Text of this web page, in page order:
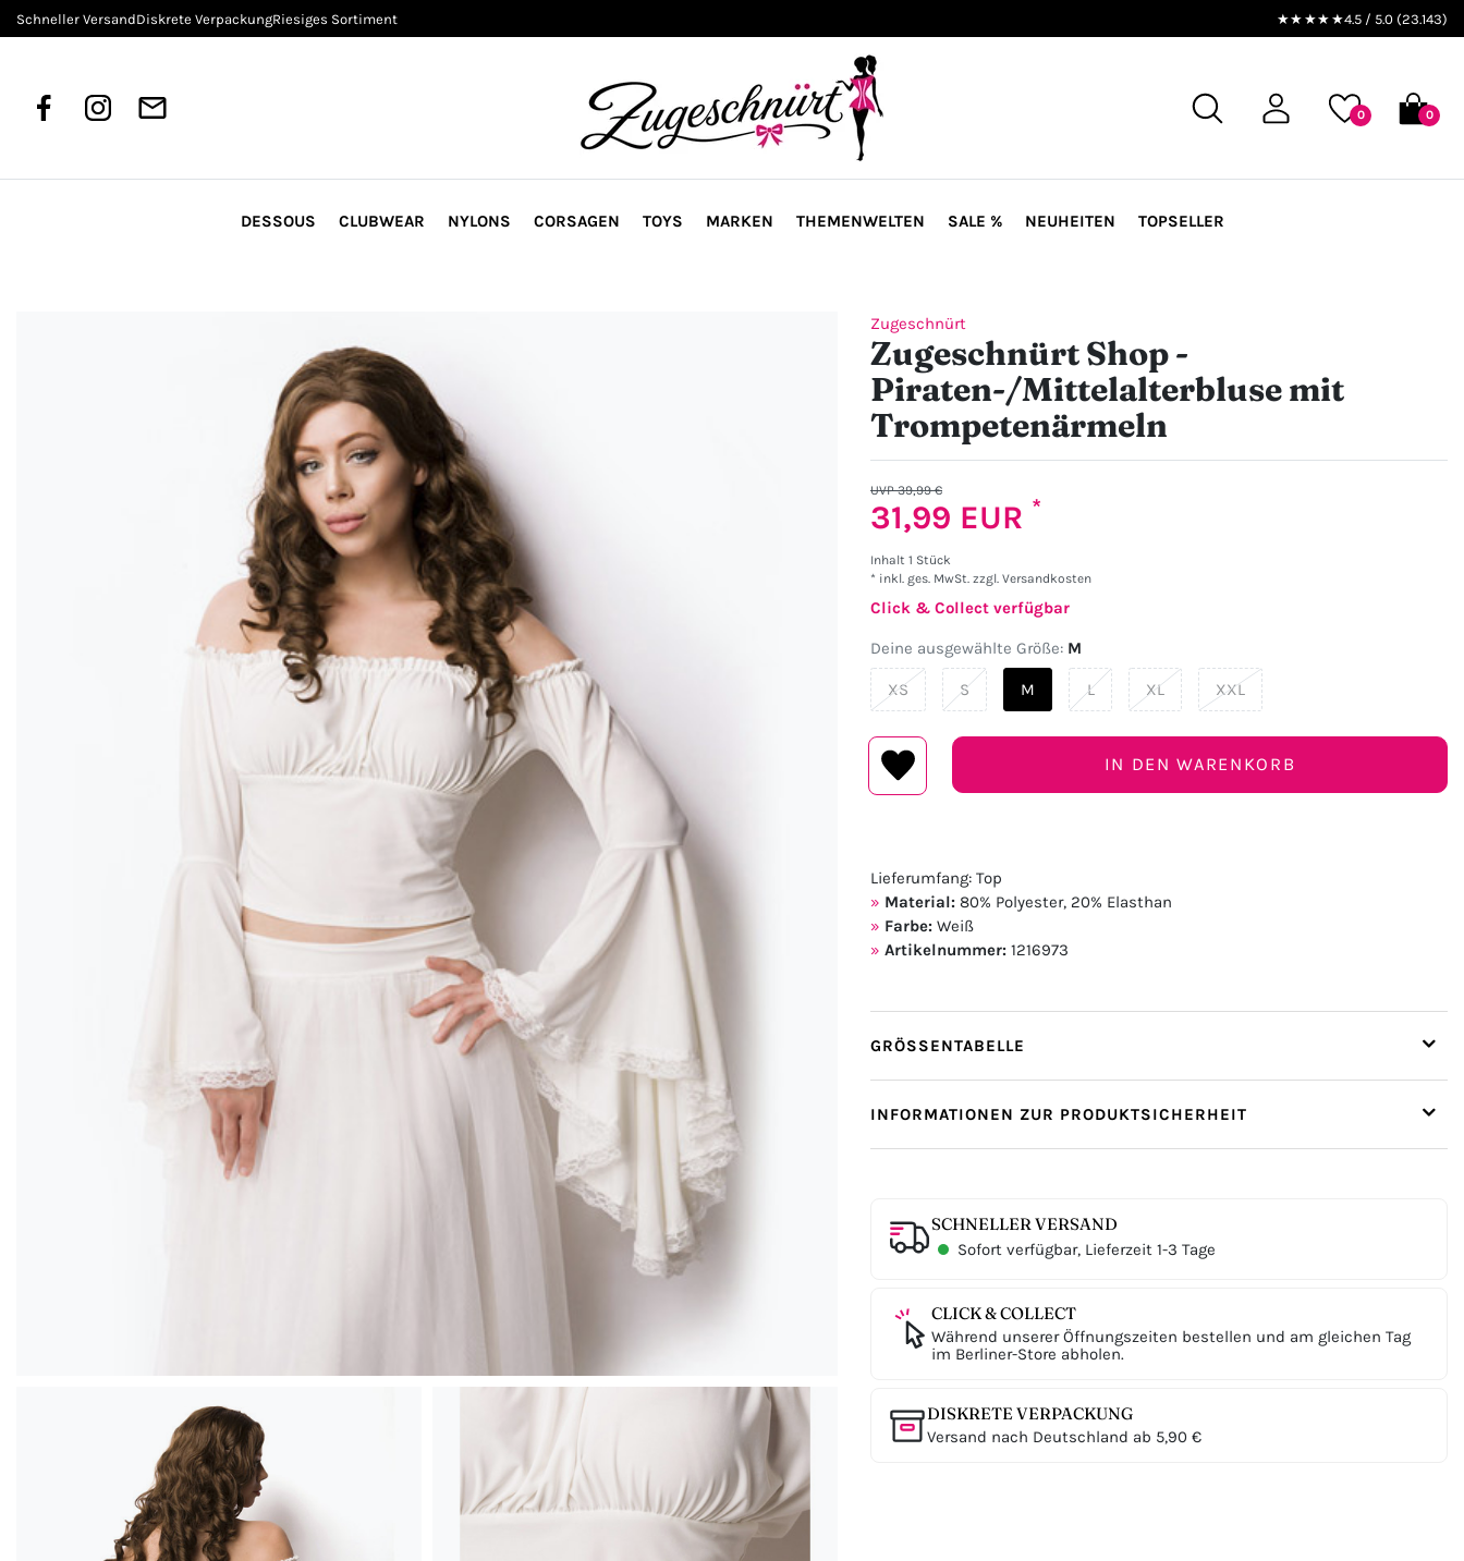
Schneller VersandDiskrete VerpackungRiesiges Sortiment ★★★★★4.5 / 5.0 (23.143)
0 0
DESSOUS CLUBWEAR NYLONS CORSAGEN TOYS MARKEN THEMENWELTEN SALE % NEUHEITEN TOPSELLER
Zugeschnürt
Zugeschnürt Shop -
Piraten-/Mittelalterbluse mit
Trompetenärmeln
UVP 39,99 €
31,99 EUR *
Inhalt 1 Stück
* inkl. ges. MwSt. zzgl. Versandkosten
Click & Collect verfügbar
Deine ausgewählte Größe: M
XS S M L XL XXL
IN DEN WARENKORB
Lieferumfang: Top
Material: 80% Polyester, 20% Elasthan
Farbe: Weiß
Artikelnummer: 1216973
GRÖSSENTABELLE
INFORMATIONEN ZUR PRODUKTSICHERHEIT
SCHNELLER VERSAND
Sofort verfügbar, Lieferzeit 1-3 Tage
CLICK & COLLECT
Während unserer Öffnungszeiten bestellen und am gleichen Tag
im Berliner-Store abholen.
DISKRETE VERPACKUNG
Versand nach Deutschland ab 5,90 €